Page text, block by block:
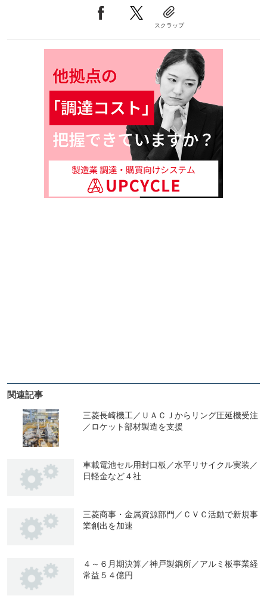
スクラップ
関連記事
三菱長崎機工／ＵＡＣＪからリング圧延機受注
／ロケット部材製造を支援
車載電池セル用封口板／水平リサイクル実装／
日軽金など４社
三菱商事・金属資源部門／ＣＶＣ活動で新規事
業創出を加速
４～６月期決算／神戸製鋼所／アルミ板事業経
常益５４億円